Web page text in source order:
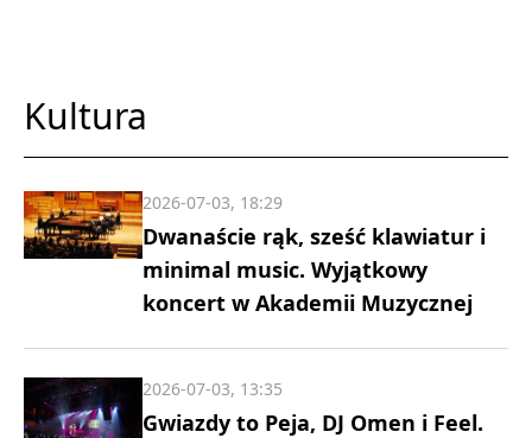
Kultura
Dwanaście rąk, sześć klawiatur i
minimal music. Wyjątkowy
koncert w Akademii Muzycznej
2026-07-03, 18:29
Gwiazdy to Peja, DJ Omen i Feel.
2026-07-03, 13:35